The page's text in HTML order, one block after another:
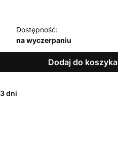
Dostępność:
na wyczerpaniu
Dodaj do koszyka
3 dni